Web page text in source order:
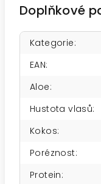
Doplňkové
Kategorie:
EAN:
Aloe:
Hustota vlasů:
Kokos:
Poréznost:
Protein: